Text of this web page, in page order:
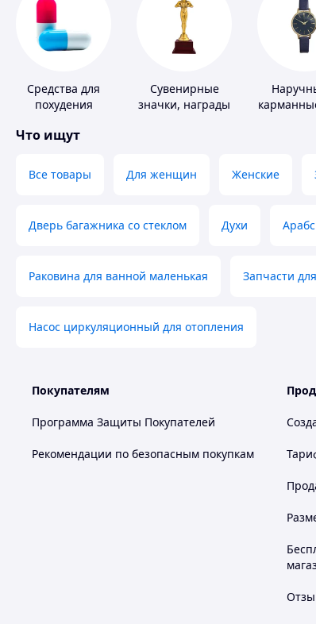
Средства для
похудения
Сувенирные
значки, награды
Что ищут
Все товары Для женщин Женские
Дверь багажника со стеклом Духи
Раковина для ванной маленькая Запчасти
Насос циркуляционный для отопления
Покупателям
Программа Защиты Покупателей
Рекомендации по безопасным покупкам